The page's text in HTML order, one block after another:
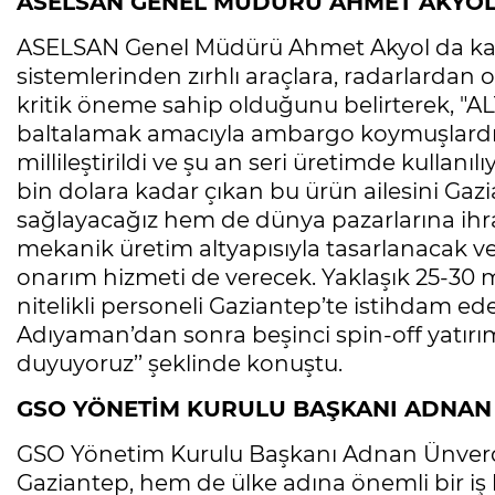
ASELSAN Genel Müdürü Ahmet Akyol da
sistemlerinden zırhlı araçlara,
kritik öneme sahip olduğunu belirterek,
baltalamak amacıyla ambargo
millileştirildi ve şu an seri üretimde
bin dolara kadar çıkan bu ürün ailesini
sağlayacağız hem de dünya pazarlarına
mekanik üretim altyapısıyla tasarlanacak
onarım hizmeti de verecek. Yaklaşık 25-30
nitelikli personeli Gaziantep’te istihdam
Adıyaman’dan sonra beşinci spin-off
duyuyoruz’’ şeklinde konuştu.
GSO YÖNETİM KURULU BAŞKANI
GSO Yönetim Kurulu Başkanı Adnan
Gaziantep, hem de ülke adına önemli bir